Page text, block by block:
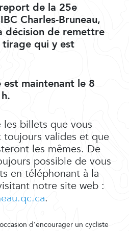
de la 25e
Charles-Bruneau,
décision de remettre
tirage qui y est
maintenant le 8
billets que vous
toujours valides et que
les mêmes. De
possible de vous
en téléphonant à la
notre site web :
.
d’encourager un cycliste